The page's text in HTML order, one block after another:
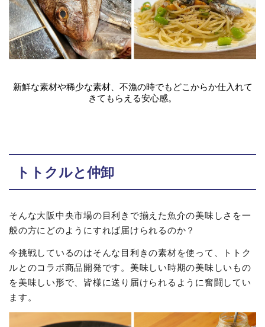
新鮮な素材や稀少な素材、不漁の時でもどこからか仕入れて
きてもらえる安心感。
トトクルと仲卸
そんな大阪中央市場の目利きで揃えた魚介の美味しさを一
般の方にどのようにすれば届けられるのか？
今挑戦しているのはそんな目利きの素材を使って、トトク
ルとのコラボ商品開発です。美味しい時期の美味しいもの
を美味しい形で、皆様に送り届けられるように奮闘してい
ます。